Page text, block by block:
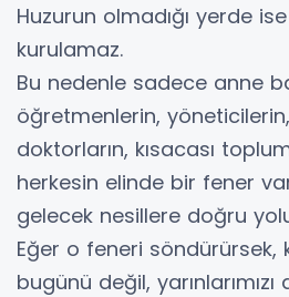
Huzurun olmadığı yerde
kurulamaz.
Bu nedenle sadece anne
öğretmenlerin,
doktorların, kısacası
herkesin elinde bir fener
gelecek nesillere doğru
Eğer o feneri söndürürsek,
bugünü değil,